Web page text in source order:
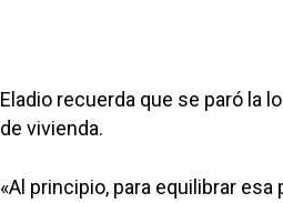
Eladio recuerda que se paró la
de vivienda.
«Al principio, para equilibrar